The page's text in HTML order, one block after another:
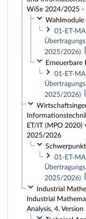
WiSe 2024/2025
Wahlmodule
01-ET-
2025/2026)
Erneuerbare
01-ET-
2025/2026)
ET/IT (MPO 2020)
2025/2026
Schwerpunkt
01-ET-
2025/2026)
Industrial
Industrial
Analysis, 4.